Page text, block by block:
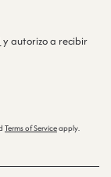
y autorizo a recibir
Terms of Serviceapply.